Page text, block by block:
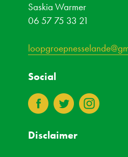
Saskia Warmer
06 57 75 33 21
Social
3 4 8
Disclaimer